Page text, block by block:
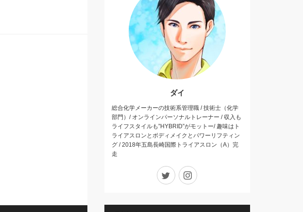
ダイ
総合化学メーカーの技術系管理職 / 技術士（化学
部門）/ オンラインパーソナルトレーナー / 収入も
ライフスタイルも”HYBRID”がモットー/ 趣味はト
ライアスロンとボディメイクとパワーリフティン
グ / 2018年五島長崎国際トライアスロン（A）完
走
Twitter